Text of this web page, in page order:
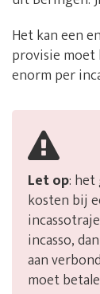
Het kan een
provisie moet
enorm per
Let op:
kosten bij
incasso,
aan
moet